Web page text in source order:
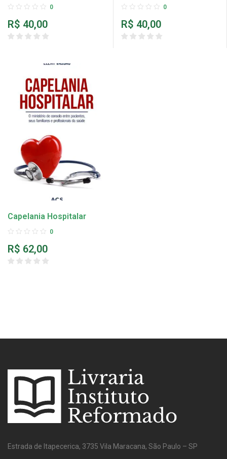
0
R$ 40,00
dor
0
R$ 40,00
Capelania Hospitalar
0
R$ 62,00
Estrada de Itapecerica, 3735 Vila Maracana, São Paulo – SP